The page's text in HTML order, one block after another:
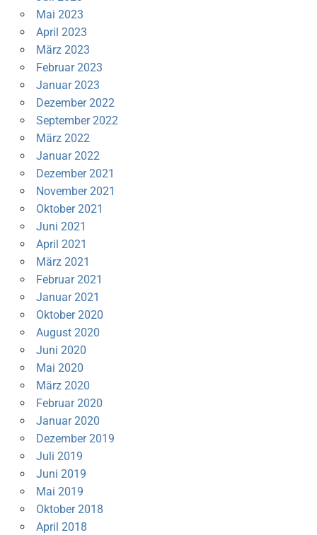
Mai 2023
April 2023
März 2023
Februar 2023
Januar 2023
Dezember 2022
September 2022
März 2022
Januar 2022
Dezember 2021
November 2021
Oktober 2021
Juni 2021
April 2021
März 2021
Februar 2021
Januar 2021
Oktober 2020
August 2020
Juni 2020
Mai 2020
März 2020
Februar 2020
Januar 2020
Dezember 2019
Juli 2019
Juni 2019
Mai 2019
Oktober 2018
April 2018